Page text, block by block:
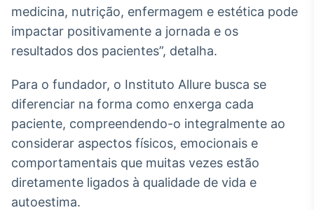
Curadoria de
conteúdos
noticiosos
Soluções de
Broadcast
Radar
Monitoramento
inteligente de
notícias e
conteúdos
Broadcast
medicina, nutrição, enfermagem e estética pode
impactar positivamente a jornada e os
resultados dos pacientes”, detalha.
Para o fundador, o Instituto Allure busca se
diferenciar na forma como enxerga cada
paciente, compreendendo-o integralmente ao
considerar aspectos físicos, emocionais e
comportamentais que muitas vezes estão
diretamente ligados à qualidade de vida e
autoestima.